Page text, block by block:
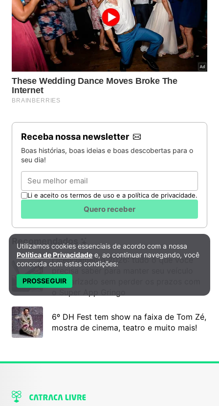
Receba nossa newsletter
Boas histórias, boas ideias e boas descobertas para o
seu dia!
Email
Li e aceito os termos de uso e a política de privacidade.
Quero receber
Recomendados
Licenciamento 2026: tudo o que você
precisa saber para manter seu veículo
regularizado sem perder os prazos com
6º DH Fest tem show na faixa de Tom Zé,
mostra de cinema, teatro e muito mais!
Política de Privacidade e Cookies
Utilizamos cookies essenciais de acordo com a nossa
Política de Privacidade e, ao continuar navegando, você
concorda com estas condições:
PROSSEGUIR